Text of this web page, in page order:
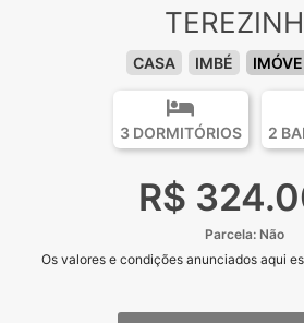
CASA IMBÉ
3 DORMITÓRIOS 2
R$
Parcela: Não
Os valores e condições anunciados aqui